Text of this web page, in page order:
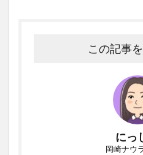
この記事
にっ
岡崎ナウ